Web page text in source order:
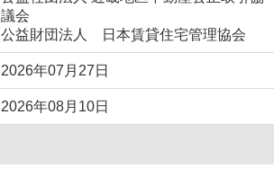
議会
公益財団法人 日本賃貸住宅管理協会
2026年07月27日
2026年08月10日